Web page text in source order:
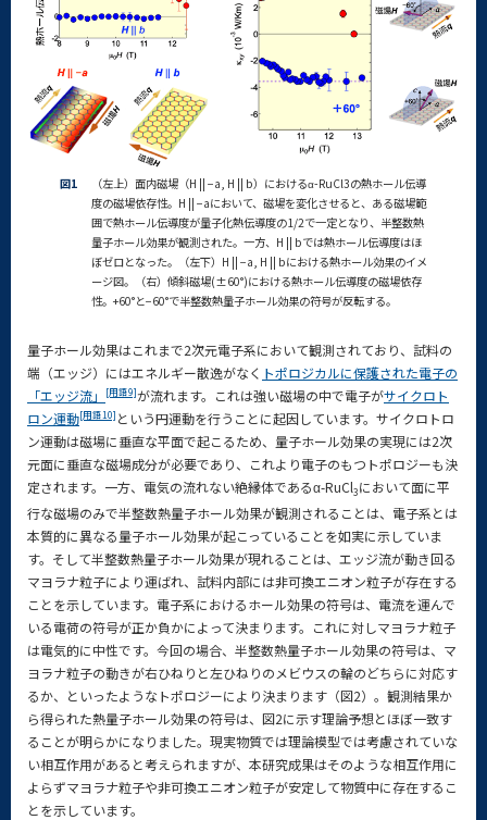
図1
（左上）面内磁場（H || −a, H || b）におけるα-RuCl3の熱ホール伝導
度の磁場依存性。H || −aにおいて、磁場を変化させると、ある磁場範
囲で熱ホール伝導度が量子化熱伝導度の1/2で一定となり、半整数熱
量子ホール効果が観測された。一方、H || bでは熱ホール伝導度はほ
ぼゼロとなった。（左下）H || −a, H || bにおける熱ホール効果のイメ
ージ図。（右）傾斜磁場(±60°)における熱ホール伝導度の磁場依存
性。+60°と−60°で半整数熱量子ホール効果の符号が反転する。
量子ホール効果はこれまで2次元電子系において観測されており、試料の
端（エッジ）にはエネルギー散逸がなく トポロジカルに保護された電子の
「エッジ流」
[用語9]が流れます。これは強い磁場の中で電子がサイクロト
ロン運動[用語10] という円運動を行うことに起因しています。サイクロトロ
ン運動は磁場に垂直な平面で起こるため、量子ホール効果の実現には2次
元面に垂直な磁場成分が必要であり、これより電子のもつトポロジーも決
定されます。一方、電気の流れない絶縁体であるα-RuCl3において面に平
行な磁場のみで半整数熱量子ホール効果が観測されることは、電子系とは
本質的に異なる量子ホール効果が起こっていることを如実に示していま
す。そして半整数熱量子ホール効果が現れることは、エッジ流が動き回る
マヨラナ粒子により運ばれ、試料内部には非可換エニオン粒子が存在する
ことを示しています。電子系におけるホール効果の符号は、電流を運んで
いる電荷の符号が正か負かによって決まります。これに対しマヨラナ粒子
は電気的に中性です。今回の場合、半整数熱量子ホール効果の符号は、マ
ヨラナ粒子の動きが右ひねりと左ひねりのメビウスの輪のどちらに対応す
るか、といったようなトポロジーにより決まります（図2）。観測結果か
ら得られた熱量子ホール効果の符号は、図2に示す理論予想とほぼ一致す
ることが明らかになりました。現実物質では理論模型では考慮されていな
い相互作用があると考えられますが、本研究成果はそのような相互作用に
よらずマヨラナ粒子や非可換エニオン粒子が安定して物質中に存在するこ
とを示しています。